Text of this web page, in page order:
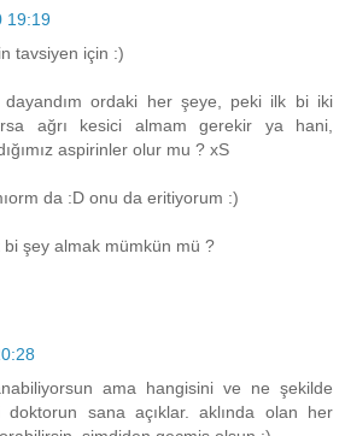
19:19
tavsiyen için :)
ordaki her şeye, peki ilk bi iki
ağrı kesici almam gerekir ya hani,
aspirinler olur mu ? xS
da :D onu da eritiyorum :)
bi şey almak mümkün mü ?
ama hangisini ve ne şekilde
doktorun sana açıklar. aklında olan her